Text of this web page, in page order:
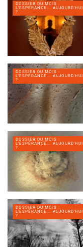
DOSSIER DU MOIS :
L'ESPÉRANCE... AUJOURD'HUI
?
DOSSIER DU MOIS :
L'ESPÉRANCE... AUJOURD'HUI
?
DOSSIER DU MOIS :
L'ESPÉRANCE... AUJOURD'HUI
?
DOSSIER DU MOIS :
L'ESPÉRANCE... AUJOURD'HUI
?